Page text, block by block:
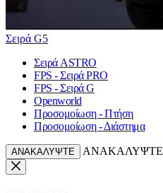
Σειρά G5
Σειρά ASTRO
FPS - Σειρά PRO
FPS - Σειρά G
Openworld
Προσομοίωση - Πτήση
Προσομοίωση - Διάστημα
ΑΝΑΚΑΛΥΨΤΕ ΑΝΑΚΑΛΥΨΤΕ